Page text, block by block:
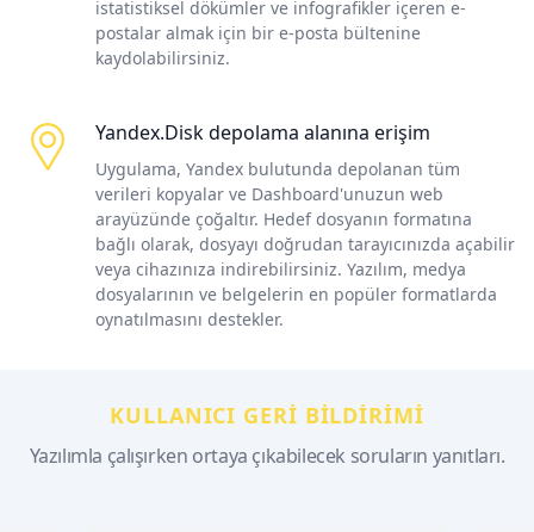
istatistiksel dökümler ve infografikler içeren e-
postalar almak için bir e-posta bültenine
kaydolabilirsiniz.
Yandex.Disk depolama alanına erişim
Uygulama, Yandex bulutunda depolanan tüm
verileri kopyalar ve Dashboard'unuzun web
arayüzünde çoğaltır. Hedef dosyanın formatına
bağlı olarak, dosyayı doğrudan tarayıcınızda açabilir
veya cihazınıza indirebilirsiniz. Yazılım, medya
dosyalarının ve belgelerin en popüler formatlarda
oynatılmasını destekler.
KULLANICI GERI BILDIRIMI
Yazılımla çalışırken ortaya çıkabilecek soruların yanıtları.